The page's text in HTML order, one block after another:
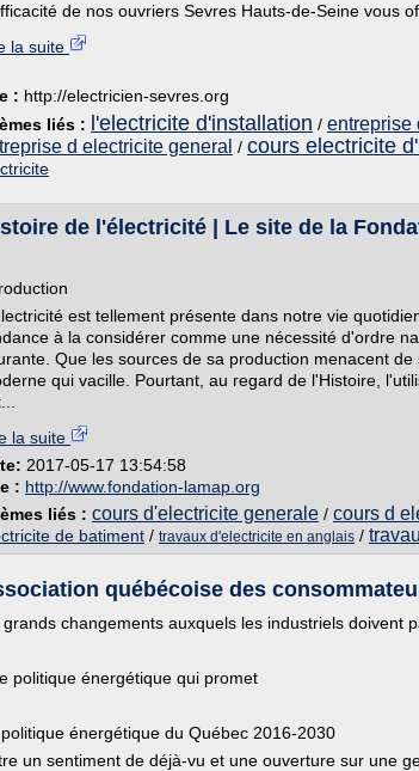
de nos ouvriers Sevres Hauts-de-Seine vous
la suite
: http://electricien-sevres.org
liés :
l'electricite d'installation / entreprise
d electricite general / cours electricite
de l'électricité | Le site de la
est tellement présente dans notre vie
à la considérer comme une nécessité d'ordre
Que les sources de sa production menacent
qui vacille. Pourtant, au regard de l'Histoire,
la suite
2017-05-17 13:54:58
: http://www.fondation-lamap.org
liés : cours d'electricite generale / cours d
de batiment / travaux d'electricite en anglais /
québécoise des
grands changements auxquels les industriels doivent
politique énergétique qui promet
énergétique du Québec 2016-2030
un sentiment de déjà-vu et une ouverture sur une